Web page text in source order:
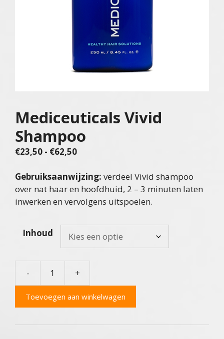
Mediceuticals Vivid
Shampoo
€23,50 - €62,50Prijsklasse:
tot
€62,50
Gebruiksaanwijzing: verdeel Vivid shampoo
over nat haar en hoofdhuid, 2 – 3 minuten laten
inwerken en vervolgens uitspoelen.
Inhoud
-
Shampoo
+
Toevoegen aan winkelwagen